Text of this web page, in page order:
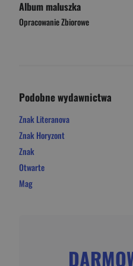
Album maluszka
Opracowanie Zbiorowe
Podobne wydawnictwa
Znak Literanova
Znak Horyzont
Znak
Otwarte
Mag